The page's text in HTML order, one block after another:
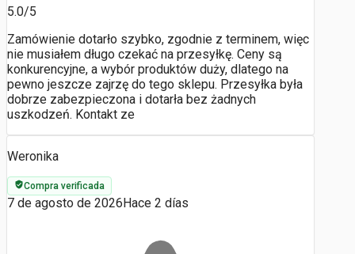
5.0/5
Zamówienie dotarło szybko, zgodnie z terminem, więc
nie musiałem długo czekać na przesyłkę. Ceny są
konkurencyjne, a wybór produktów duży, dlatego na
pewno jeszcze zajrzę do tego sklepu. Przesyłka była
dobrze zabezpieczona i dotarła bez żadnych
uszkodzeń. Kontakt ze
Weronika
Compra verificada
7 de agosto de 2026 Hace 2 días